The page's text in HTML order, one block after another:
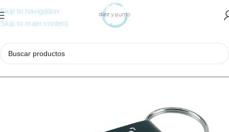
Skip to navigation
Skip to main content